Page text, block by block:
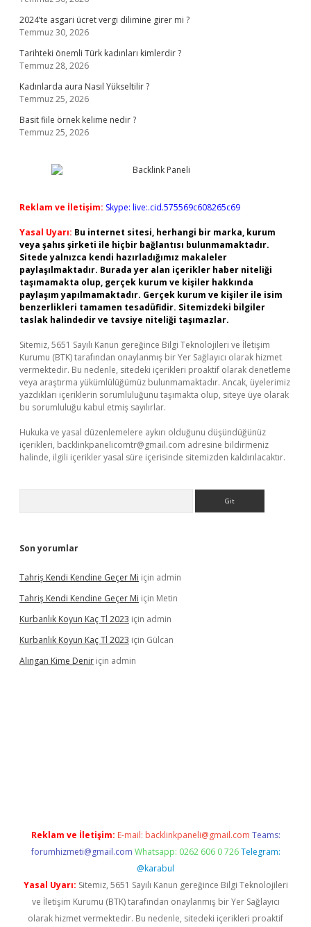
2024’te asgari ücret vergi dilimine girer mi ?
Temmuz 30, 2026
Tarihteki önemli Türk kadınları kimlerdir ?
Temmuz 28, 2026
Kadınlarda aura Nasıl Yükseltilir ?
Temmuz 25, 2026
Basit fiile örnek kelime nedir ?
Temmuz 25, 2026
Reklam ve İletişim: Skype: live:.cid.575569c608265c69
Yasal Uyarı: Bu internet sitesi, herhangi bir marka, kurum
veya şahıs şirketi ile hiçbir bağlantısı bulunmamaktadır.
Sitede yalnızca kendi hazırladığımız makaleler
paylaşılmaktadır. Burada yer alan içerikler haber niteliği
taşımamakta olup, gerçek kurum ve kişiler hakkında
paylaşım yapılmamaktadır. Gerçek kurum ve kişiler ile isim
benzerlikleri tamamen tesadüfidir. Sitemizdeki bilgiler
taslak halindedir ve tavsiye niteliği taşımazlar.
Sitemiz, 5651 Sayılı Kanun gereğince Bilgi Teknolojileri ve İletişim
Kurumu (BTK) tarafından onaylanmış bir Yer Sağlayıcı olarak hizmet
vermektedir. Bu nedenle, sitedeki içerikleri proaktif olarak denetleme
veya araştırma yükümlülüğümüz bulunmamaktadır. Ancak, üyelerimiz
yazdıkları içeriklerin sorumluluğunu taşımakta olup, siteye üye olarak
bu sorumluluğu kabul etmiş sayılırlar.
Hukuka ve yasal düzenlemelere aykırı olduğunu düşündüğünüz
içerikleri, backlinkpanelicomtr@gmail.com adresine bildirmeniz
halinde, ilgili içerikler yasal süre içerisinde sitemizden kaldırılacaktır.
Son yorumlar
Tahriş Kendi Kendine Geçer Mi için admin
Tahriş Kendi Kendine Geçer Mi için Metin
Kurbanlık Koyun Kaç Tl 2023 için admin
Kurbanlık Koyun Kaç Tl 2023 için Gülcan
Alıngan Kime Denir için admin
Reklam ve İletişim: E-mail: backlinkpaneli@gmail.com Teams:
forumhizmeti@gmail.com Whatsapp: 0262 606 0 726 Telegram:
@karabul
Yasal Uyarı: Sitemiz, 5651 Sayılı Kanun gereğince Bilgi Teknolojileri
ve İletişim Kurumu (BTK) tarafından onaylanmış bir Yer Sağlayıcı
olarak hizmet vermektedir. Bu nedenle, sitedeki içerikleri proaktif